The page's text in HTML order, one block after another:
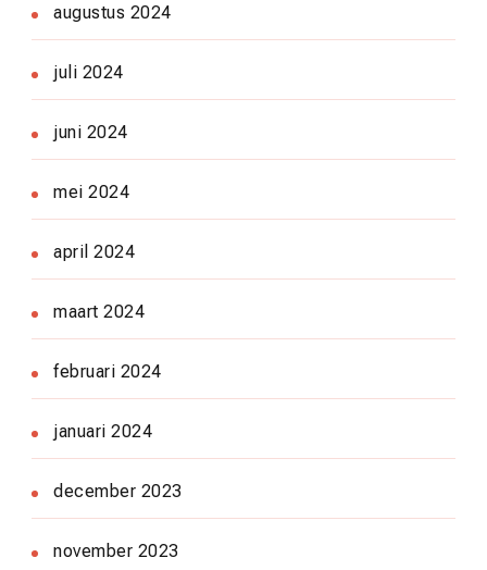
augustus 2024
juli 2024
juni 2024
mei 2024
april 2024
maart 2024
februari 2024
januari 2024
december 2023
november 2023